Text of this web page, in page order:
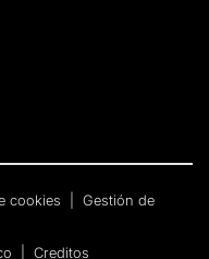
cookies
Gestión de
Creditos